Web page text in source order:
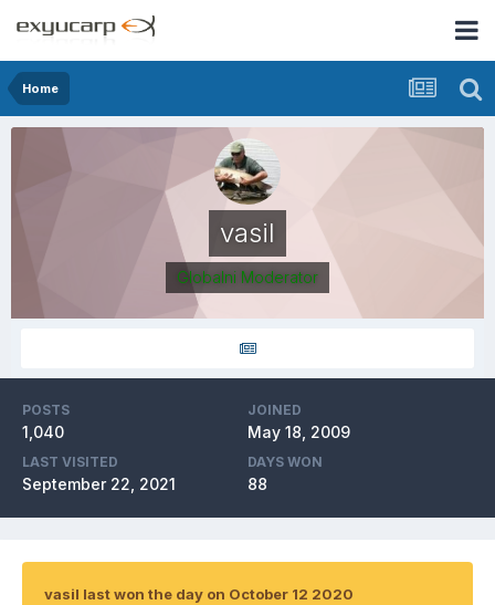
Home
vasil
Globalni Moderator
POSTS
1,040
JOINED
May 18, 2009
LAST VISITED
September 22, 2021
DAYS WON
88
vasil last won the day on October 12 2020